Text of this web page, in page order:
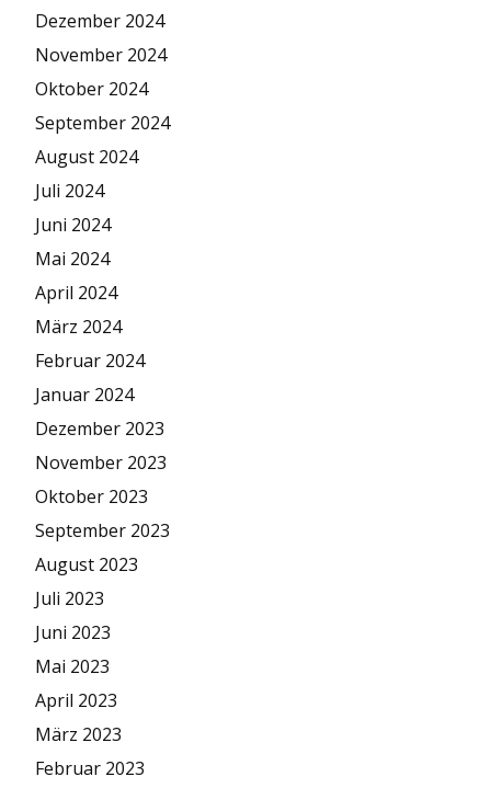
Dezember 2024
November 2024
Oktober 2024
September 2024
August 2024
Juli 2024
Juni 2024
Mai 2024
April 2024
März 2024
Februar 2024
Januar 2024
Dezember 2023
November 2023
Oktober 2023
September 2023
August 2023
Juli 2023
Juni 2023
Mai 2023
April 2023
März 2023
Februar 2023